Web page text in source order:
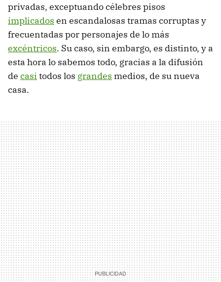
privadas, exceptuando célebres pisos
implicados en escandalosas tramas corruptas y
frecuentadas por personajes de lo más
excéntricos. Su caso, sin embargo, es distinto, y a
esta hora lo sabemos todo, gracias a la difusión
de casi todos los grandes medios, de su nueva
casa.